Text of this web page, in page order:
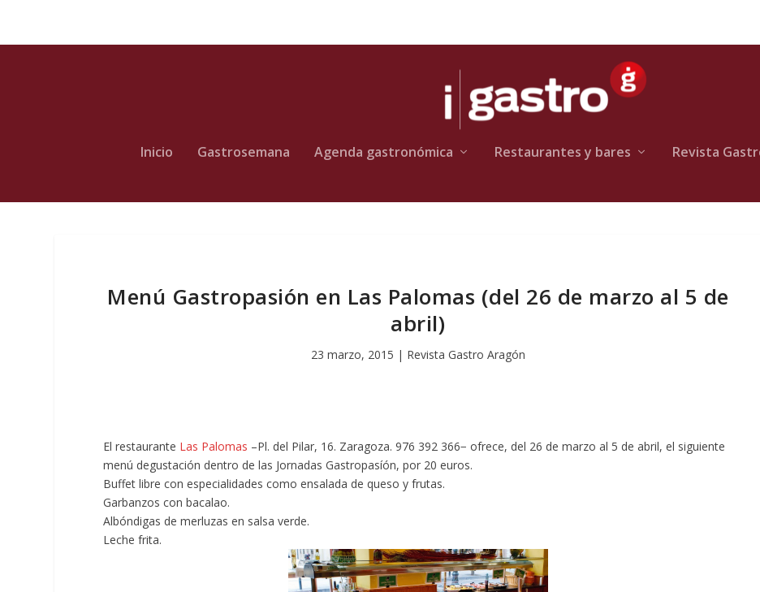
Inicio Gastrosemana Agenda gastronómica Restaurantes y bares Revista
Menú Gastropasión en Las Palomas (del 26 de marzo al 5 de
abril)
23 marzo, 2015 | Revista Gastro Aragón
El restaurante Las Palomas –Pl. del Pilar, 16. Zaragoza. 976 392 366− ofrece, del 26 de marzo al 5 de abril, el siguiente
menú degustación dentro de las Jornadas Gastropasíón, por 20 euros.
Buffet libre con especialidades como ensalada de queso y frutas.
Garbanzos con bacalao.
Albóndigas de merluzas en salsa verde.
Leche frita.